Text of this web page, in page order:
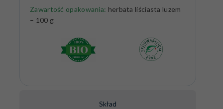
Skład
Zawartość opakowania: herbata liściasta luzem
– 100 g